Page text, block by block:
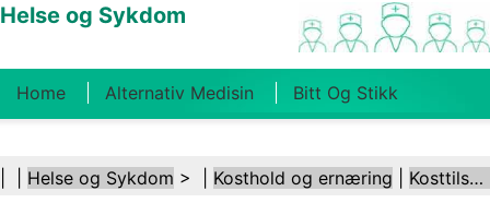
Helse og Sykdom
Home Alternativ Medisin Bitt Og Stikk
Kosthold Og Ernæring Familiehelse
Helse og Sykdom > | Kosthold og ernæring Kosttilskudd